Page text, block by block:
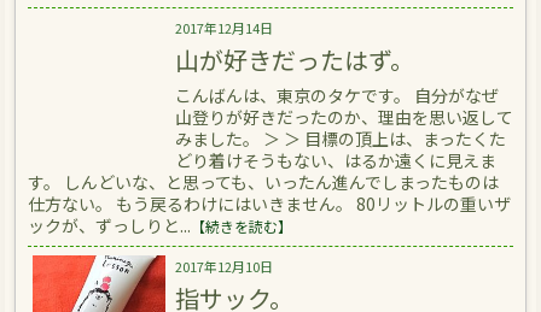
2017年12月14日
山が好きだったはず。
こんばんは、東京のタケです。 自分がなぜ
山登りが好きだったのか、理由を思い返して
みました。 ＞ ＞ 目標の頂上は、まったくた
どり着けそうもない、はるか遠くに見えま
す。 しんどいな、と思っても、いったん進んでしまったものは
仕方ない。 もう戻るわけにはいきません。 80リットルの重いザ
ックが、ずっしりと... 【続きを読む】
2017年12月10日
指サック。